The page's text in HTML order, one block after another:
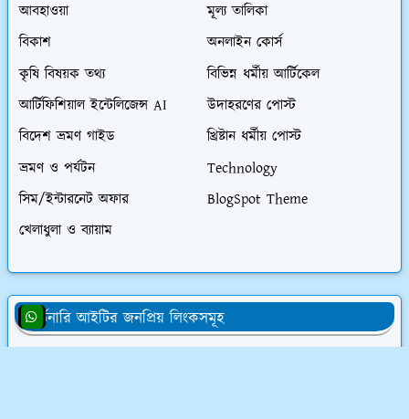
আবহাওয়া
মূল্য তালিকা
বিকাশ
অনলাইন কোর্স
কৃষি বিষয়ক তথ্য
বিভিন্ন ধর্মীয় আর্টিকেল
আর্টিফিশিয়াল ইন্টেলিজেন্স AI
উদাহরণের পোস্ট
বিদেশ ভ্রমণ গাইড
খ্রিষ্টান ধর্মীয় পোস্ট
ভ্রমণ ও পর্যটন
Technology
সিম/ইন্টারনেট অফার
BlogSpot Theme
খেলাধুলা ও ব্যায়াম
অর্ডিনারি আইটির জনপ্রিয় লিংকসমূহ